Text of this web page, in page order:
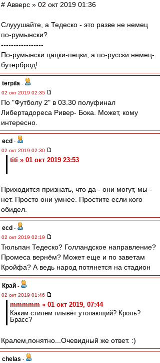
# Авверс » 02 окт 2019 01:36
Слууушайте, а Тедеско - это разве не немец
по-румынски?
-----------------
По-румынски цацки-пецки, а по-русски немец-
бутерброд!
terpila -
02 окт 2019 02:35
По "Футболу 2" в 03.30 полуфинал
Либертадореса Ривер- Бока. Может, кому
интересно.
ecd -
02 окт 2019 02:30
titi » 01 окт 2019 23:53
Приходится признать, что да - они могут, мы -
нет. Просто они умнее. Простите если кого
обидел.
ecd -
02 окт 2019 02:19
Тюльпан Тедеско? Голландское направление?
Промеса вернём? Может еще и по заветам
Кройфа? А ведь народ потянется на стадион
Край -
02 окт 2019 01:46
mmmmm » 01 окт 2019, 07:44
Каким стилем плывёт утопающий? Кроль?
Брасс?
Кралем,понятно...Очевидный же ответ. :)
chelas -